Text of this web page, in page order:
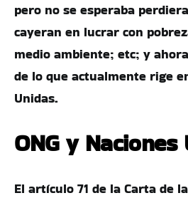
pero no se esperaba
cayeran en lucrar con
medio ambiente; etc; y
de lo que actualmente rige
Unidas.
ONG y Naciones
El artículo 71 de la Carta de